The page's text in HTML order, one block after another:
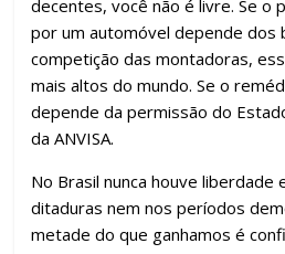
decentes, você não é livre. Se o
por um automóvel depende dos
competição das montadoras,
mais altos do mundo. Se o
depende da permissão do
da ANVISA.
No Brasil nunca houve liberdade
ditaduras nem nos períodos
metade do que ganhamos é